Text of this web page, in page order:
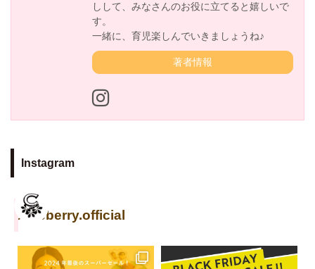
しして、みなさんのお役に立てると嬉しいで
す。
一緒に、育児楽しんでいきましょうね♪
著者情報
Instagram
cuseberry.official